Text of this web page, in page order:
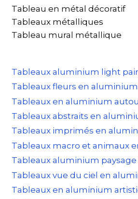
Tableau en métal décoratif
Tableaux métalliques
Tableau mural métallique
Tableaux aluminium light
Tableaux fleurs en aluminium
Tableaux en aluminium
Tableaux abstraits en
Tableaux imprimés en
Tableaux macro et animaux
Tableaux aluminium paysage
Tableaux vue du ciel en
Tableaux en aluminium